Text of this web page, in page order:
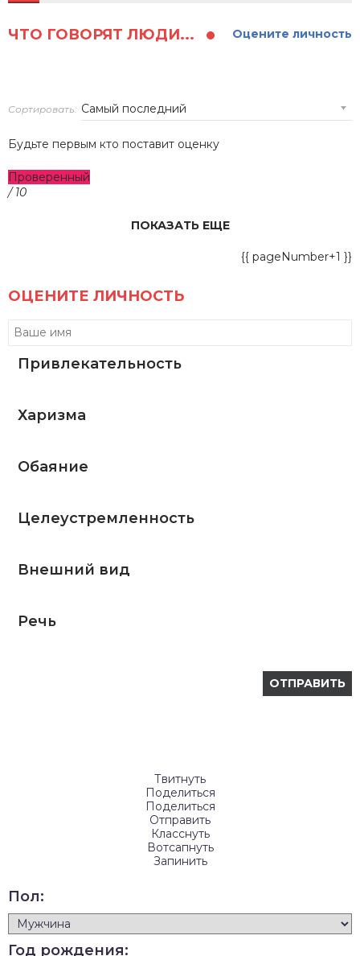
ЧТО ГОВОРЯТ ЛЮДИ... Оцените личность
Сортировать:
Будьте первым кто поставит оценку
Проверенный
/ 10
ПОКАЗАТЬ ЕЩЕ
{{ pageNumber+1 }}
ОЦЕНИТЕ ЛИЧНОСТЬ
Привлекательность
Харизма
Обаяние
Целеустремленность
Внешний вид
Речь
Твитнуть
Поделиться
Поделиться
Отправить
Класснуть
Вотсапнуть
Запинить
Пол:
Год рождения: